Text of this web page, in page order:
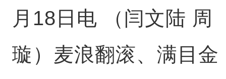
月18日电 （闫文陆 周
璇）麦浪翻滚、满目金